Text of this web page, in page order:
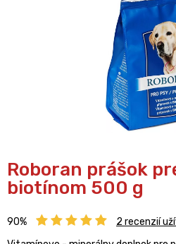
Roboran prášok
biotínom 500 g
90% 2 recenzií